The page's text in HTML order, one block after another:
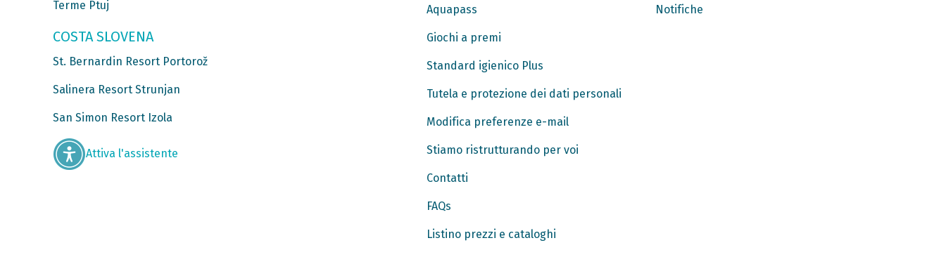
Terme Ptuj
COSTA SLOVENA
St. Bernardin Resort Portorož
Salinera Resort Strunjan
San Simon Resort Izola
Attiva l'assistente
Aquapass
Giochi a premi
Standard igienico Plus
Tutela e protezione dei dati personali
Modifica preferenze e-mail
Stiamo ristrutturando per voi
Contatti
FAQs
Listino prezzi e cataloghi
Notifiche